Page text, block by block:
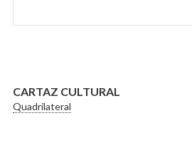
CARTAZ CULTURAL
Quadrilateral